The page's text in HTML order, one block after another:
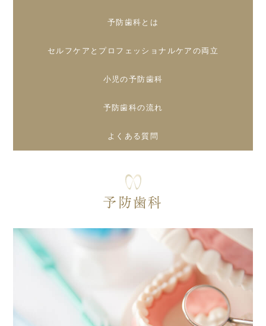
予防歯科とは
セルフケアとプロフェッショナルケアの両立
小児の予防歯科
予防歯科の流れ
よくある質問
予防歯科